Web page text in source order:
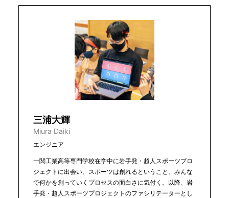
三浦大輝
Miura Daiki
エンジニア
一関工業高等専門学校在学中に岩手発・超人スポーツプロ
ジェクトに出会い、スポーツは創れるということ、みんな
で何かを創っていくプロセスの面白さに気付く。以降、岩
手発・超人スポーツプロジェクトのファシリテーターとし